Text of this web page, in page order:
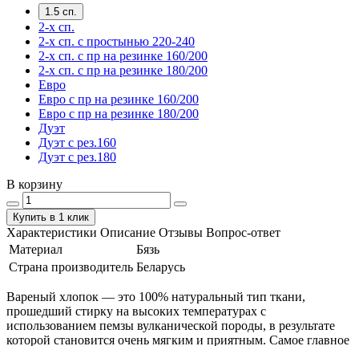
1.5 сп.
2-х сп.
2-х сп. с простынью 220-240
2-х сп. с пр на резинке 160/200
2-х сп. с пр на резинке 180/200
Евро
Евро с пр на резинке 160/200
Евро с пр на резинке 180/200
Дуэт
Дуэт с рез.160
Дуэт с рез.180
В корзину
Купить в 1 клик
Характеристики Описание Отзывы Вопрос-ответ
Материал
Бязь
Страна производитель Беларусь
Вареный хлопок — это 100% натуральный тип ткани,
прошедший стирку на высоких температурах с
использованием пемзы вулканической породы, в результате
которой становится очень мягким и приятным. Самое главное